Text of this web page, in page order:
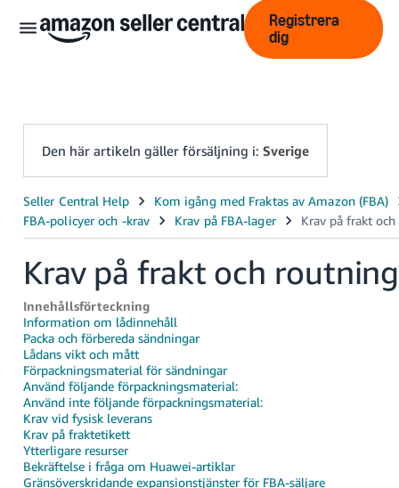
中
文
-
CN
English
- GB
Swedish
- SE
Registrera
dig
Den här artikeln gäller försäljning i: Sverige
Krav på frakt och routning
Innehållsförteckning
Information om lådinnehåll
Packa och förbereda sändningar
Lådans vikt och mått
Förpackningsmaterial för sändningar
Använd följande förpackningsmaterial:
Använd inte följande förpackningsmaterial:
Krav vid fysisk leverans
Krav på fraktetikett
Ytterligare resurser
Bekräftelse i fråga om Huawei-artiklar
Gränsöverskridande expansionstjänster för FBA-säljare